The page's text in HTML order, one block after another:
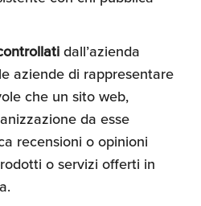
dall’azienda
aziende di rappresentare
che un sito web,
da esse
recensioni o opinioni
o servizi offerti in